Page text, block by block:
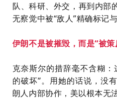
队、科研、外交，再到内部
无察觉中被“敌人”精确标记
伊朗不是被摧毁，而是“被策
克奈斯尔的措辞毫不含糊
的破坏”。用她的话说，没
朗人内部协作，美以根本无